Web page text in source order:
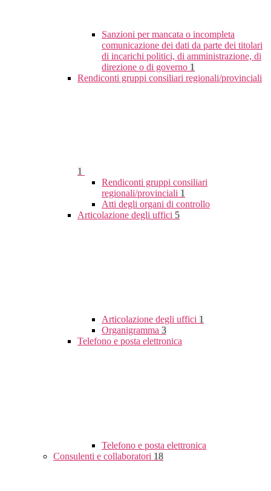
Sanzioni per mancata o incompleta
comunicazione dei dati da parte dei titolari
di incarichi politici, di amministrazione, di
direzione o di governo 1
Rendiconti gruppi consiliari regionali/provinciali
1
Rendiconti gruppi consiliari
regionali/provinciali 1
Atti degli organi di controllo
Articolazione degli uffici 5
Articolazione degli uffici 1
Organigramma 3
Telefono e posta elettronica
Telefono e posta elettronica
Consulenti e collaboratori 18